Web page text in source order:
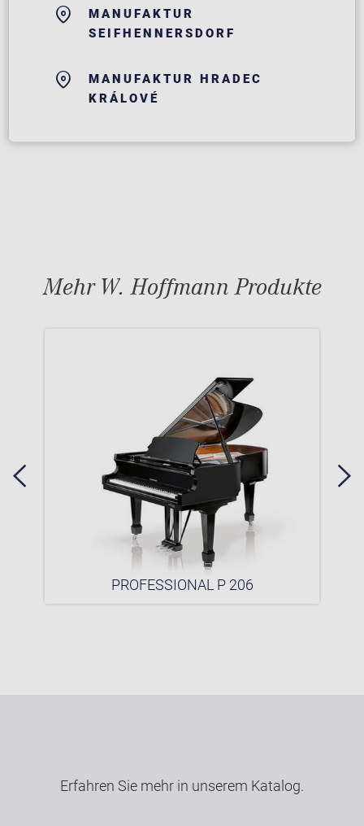
MANUFAKTUR
SEIFHENNERSDORF
MANUFAKTUR HRADEC
KRÁLOVÉ
Mehr W. Hoffmann Produkte
PROFESSIONAL P 206
Erfahren Sie mehr in unserem Katalog.